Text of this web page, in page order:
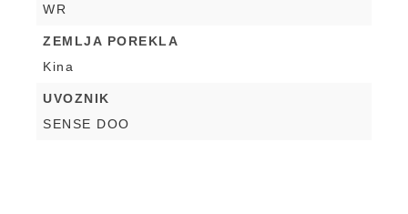
WR
ZEMLJA POREKLA
Kina
UVOZNIK
SENSE DOO